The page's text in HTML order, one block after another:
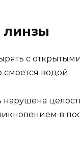
линзы
с
смоется водой.
в